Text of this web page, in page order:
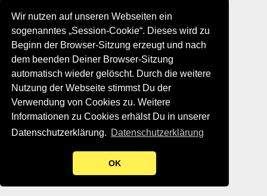
Wir nutzen auf unseren Webseiten ein
sogenanntes „Session-Cookie“. Dieses wird zu
Beginn der Browser-Sitzung erzeugt und nach
dem beenden Deiner Browser-Sitzung
automatisch wieder gelöscht. Durch die weitere
Nutzung der Webseite stimmst Du der
Verwendung von Cookies zu. Weitere
Informationen zu Cookies erhälst Du in unserer
Datenschutzerklärung. Datenschutzerklärung
OK